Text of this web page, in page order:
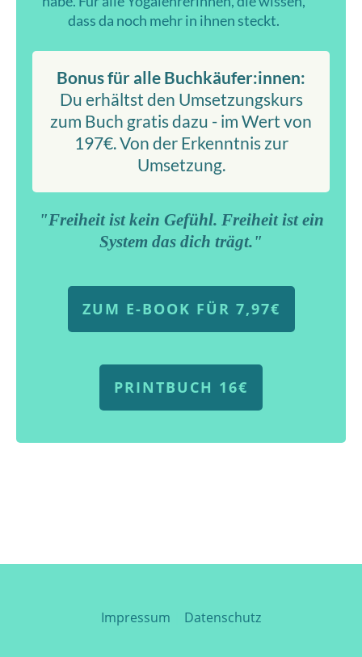
dass da noch mehr in ihnen steckt.
Bonus für alle Buchkäufer:innen:
Du erhältst den Umsetzungskurs
zum Buch gratis dazu - im Wert von
197€. Von der Erkenntnis zur
Umsetzung.
"Freiheit ist kein Gefühl. Freiheit ist ein
System das dich trägt."
ZUM E-BOOK FÜR 7,97€
PRINTBUCH 16€
Impressum Datenschutz